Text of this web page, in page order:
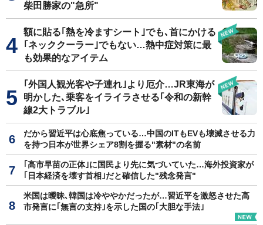
柴田勝家の"急所"
額に貼る｢熱を冷ますシート｣でも､首にかける
｢ネッククーラー｣でもない…熱中症対策に最
も効果的なアイテム
｢外国人観光客や子連れ｣より厄介…JR東海が
明かした､乗客をイライラさせる｢令和の新幹
線2大トラブル｣
だから習近平は心底焦っている…中国のITもEVも壊滅させる力
を持つ日本が世界シェア8割を握る"素材"の名前
｢高市早苗の正体｣に国民より先に気づいていた…海外投資家が
｢日本経済を壊す首相｣だと確信した"残念発言"
米国は曖昧､韓国は冷ややかだったが…習近平を激怒させた高
市発言に｢無言の支持｣を示した国の｢大胆な手法｣